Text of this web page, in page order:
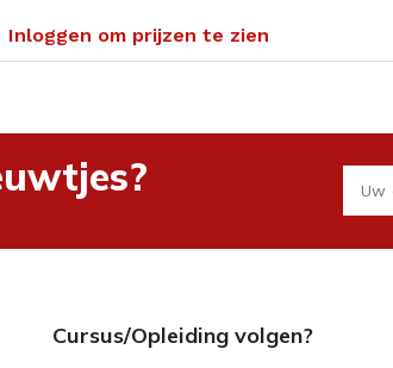
Inloggen om prijzen te zien
Cursus/Opleiding volgen?